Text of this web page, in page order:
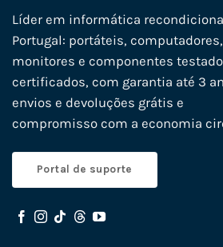
Líder em informática
Portugal: portáteis, computadores,
monitores e componentes
certificados, com garantia até 3
envios e devoluções grátis e
compromisso com a economia
Portal de suporte